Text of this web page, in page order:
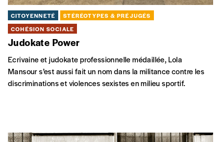
CITOYENNETÉ
STÉRÉOTYPES & PRÉJUGÉS
COHÉSION SOCIALE
Judokate Power
Ecrivaine et judokate professionnelle médaillée, Lola
Mansour s’est aussi fait un nom dans la militance contre les
discriminations et violences sexistes en milieu sportif.